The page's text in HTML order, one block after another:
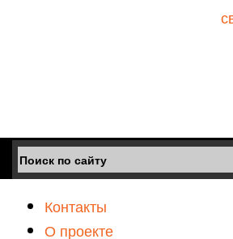
Контакты
О проекте